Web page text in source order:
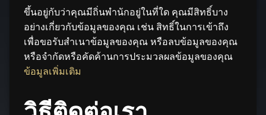
ขึ้นอยู่กับว่าคุณมีถิ่นพำนักอยู่ในที่ใด คุณมีสิทธิ์บาง
อย่างเกี่ยวกับข้อมูลของคุณ เช่น สิทธิ์ในการเข้าถึง
เพื่อขอรับสำเนาข้อมูลของคุณ หรือลบข้อมูลของคุณ
หรือจำกัดหรือคัดค้านการประมวลผลข้อมูลของคุณ
ข้อมูลเพิ่มเติม